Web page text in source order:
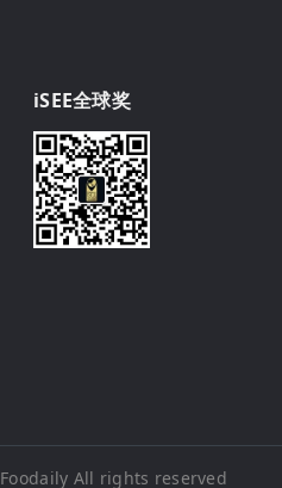
iSEE全球奖
Foodaily All rights reserved